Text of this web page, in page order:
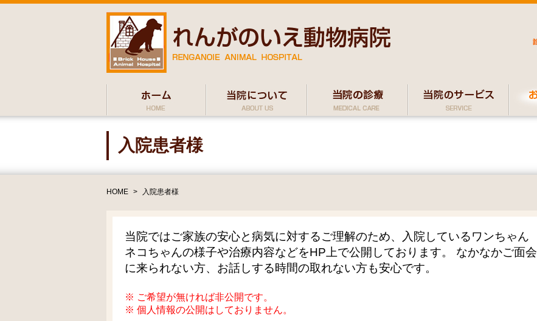
入院患者様
HOME > 入院患者様
当院ではご家族の安心と病気に対するご理解のため、入院しているワンちゃん
ネコちゃんの様子や治療内容などをHP上で公開しております。 なかなかご面会
に来られない方、お話しする時間の取れない方も安心です。
※ ご希望が無ければ非公開です。
※ 個人情報の公開はしておりません。